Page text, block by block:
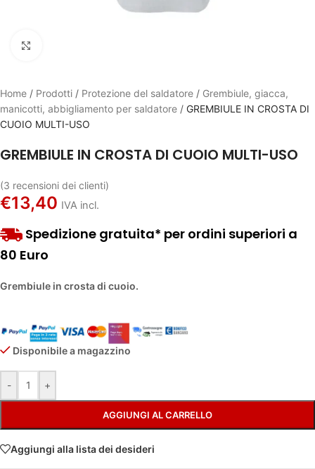
Home / Prodotti / Protezione del saldatore / Grembiule, giacca,
manicotti, abbigliamento per saldatore / GREMBIULE IN CROSTA DI
CUOIO MULTI-USO
GREMBIULE IN CROSTA DI CUOIO MULTI-USO
(3 recensioni dei clienti)
€13,40 IVA incl.
Spedizione gratuita* per ordini superiori a
80 Euro
Grembiule in crosta di cuoio.
Disponibile a magazzino
- +
AGGIUNGI AL CARRELLO
Aggiungi alla lista dei desideri